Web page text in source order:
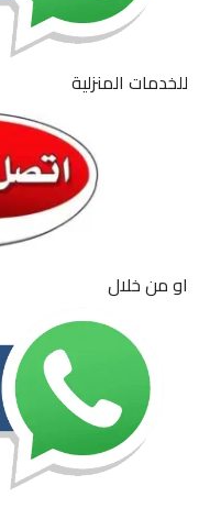
للخدمات المنزلية
او من خلال